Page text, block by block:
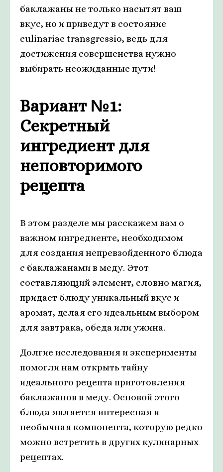
баклажаны не только насытят ваш
вкус, но и приведут в состояние
culinariae transgressio, ведь для
достижения совершенства нужно
выбирать неожиданные пути!
Вариант №1:
Секретный
ингредиент для
неповторимого
рецепта
В этом разделе мы расскажем вам о
важном ингредиенте, необходимом
для создания непревзойденного блюда
с баклажанами в меду. Этот
составляющий элемент, словно магия,
придает блюду уникальный вкус и
аромат, делая его идеальным выбором
для завтрака, обеда или ужина.
Долгие исследования и эксперименты
помогли нам открыть тайну
идеального рецепта приготовления
баклажанов в меду. Основой этого
блюда является интересная и
необычная компонента, которую редко
можно встретить в других кулинарных
рецептах.